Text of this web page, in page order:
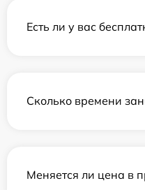
Есть ли у вас
Сколько времени
Меняется ли цена в